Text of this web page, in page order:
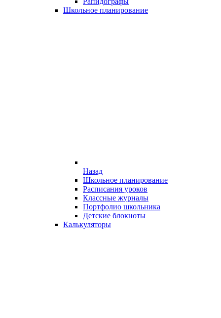
Школьное планирование
Назад
Школьное планирование
Расписания уроков
Классные журналы
Портфолио школьника
Детские блокноты
Калькуляторы